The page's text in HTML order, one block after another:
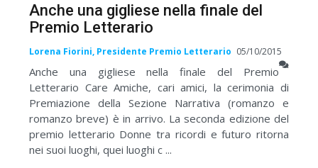
Anche una gigliese nella finale del
Premio Letterario
Lorena Fiorini, Presidente Premio Letterario 05/10/2015
Anche una gigliese nella finale del Premio
Letterario Care Amiche, cari amici, la cerimonia di
Premiazione della Sezione Narrativa (romanzo e
romanzo breve) è in arrivo. La seconda edizione del
premio letterario Donne tra ricordi e futuro ritorna
nei suoi luoghi, quei luoghi c ...